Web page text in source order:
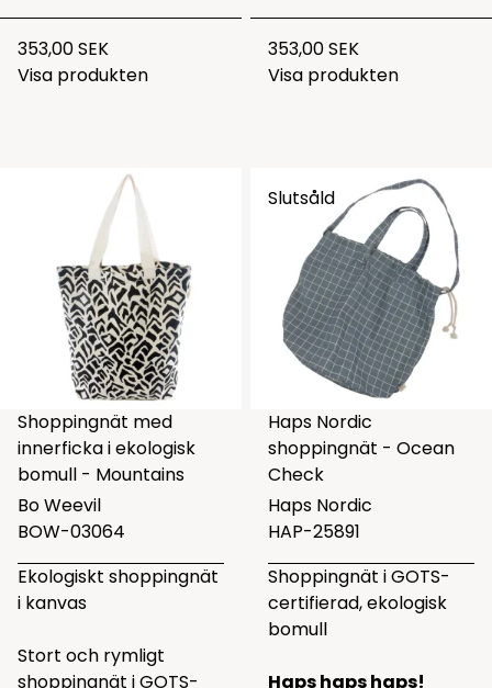
353,00 SEK
Visa produkten
353,00 SEK
Visa produkten
Shoppingnät med
innerficka i ekologisk
bomull - Mountains
Bo Weevil
BOW-03064
Ekologiskt shoppingnät
i kanvas
Stort och rymligt
shoppingnät i GOTS-
Slutsåld
Haps Nordic
shoppingnät - Ocean
Check
Haps Nordic
HAP-25891
Shoppingnät i GOTS-
certifierad, ekologisk
bomull
Haps haps haps!